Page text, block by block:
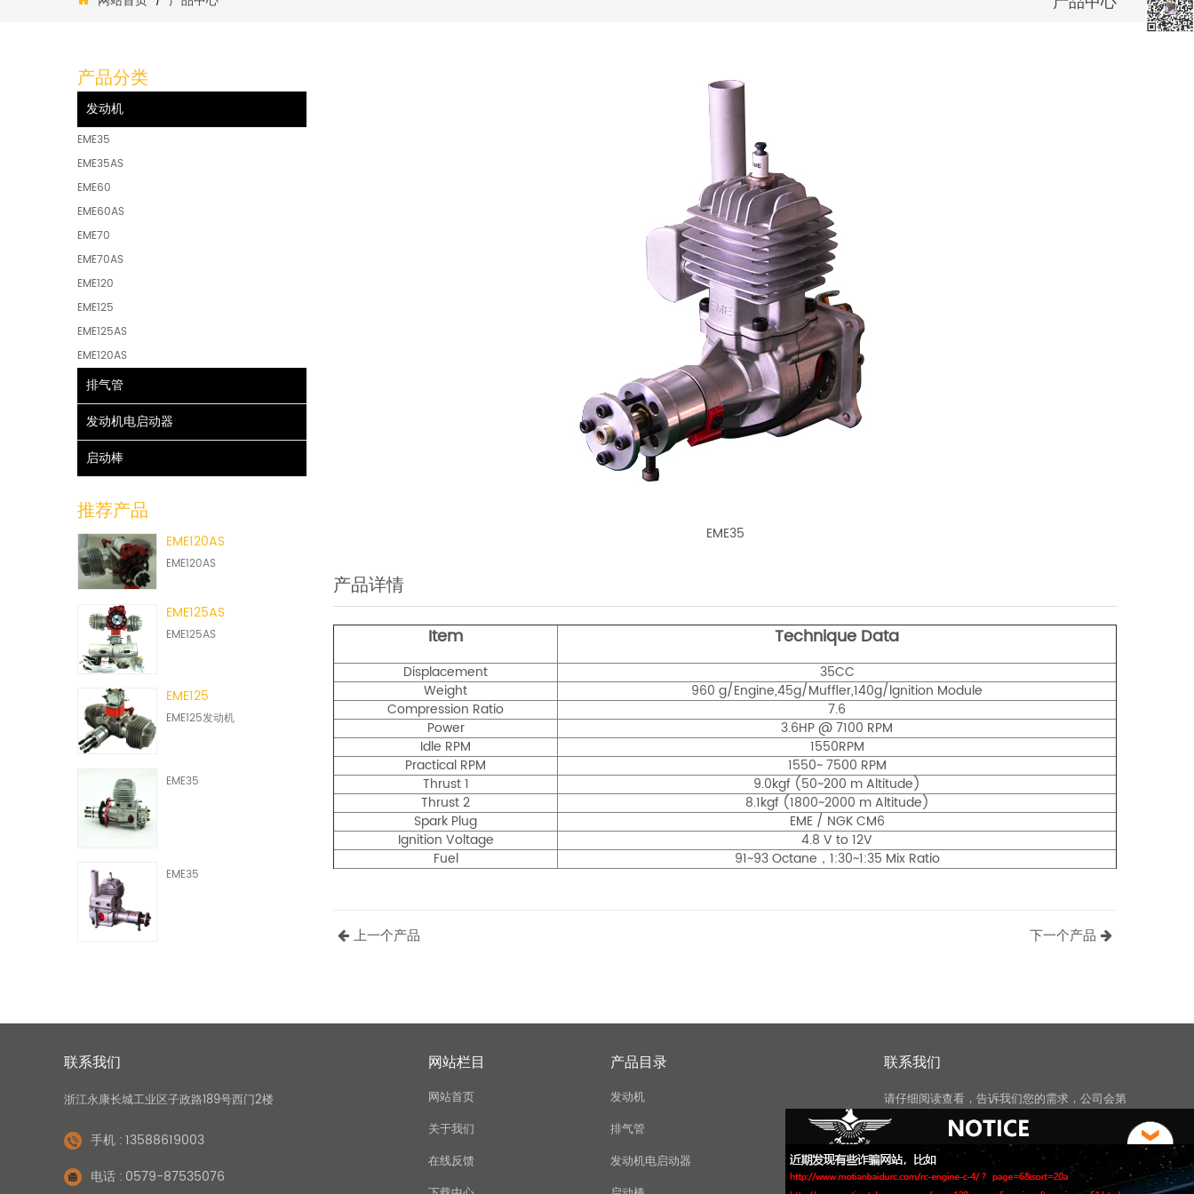
产品分类
发动机
EME35
EME35AS
EME60
EME60AS
EME70
EME70AS
EME120
EME125
EME125AS
EME120AS
排气管
发动机电启动器
启动棒
推荐产品
EME120AS
EME120AS
EME125AS
EME125AS
EME125
EME125发动机
EME35
EME35
EME35
产品详情
Item Technique Data
Displacement
35CC
Weight
960 g/Engine,45g/Muffler,140g/lgnition Module
Compression Ratio
7.6
Power
3.6HP @ 7100 RPM
Idle RPM
1550RPM
Practical RPM
1550~ 7500 RPM
Thrust 1
9.0kgf (50~200 m Altitude)
Thrust 2
8.1kgf (1800~2000 m Altitude)
Spark Plug
EME / NGK CM6
Ignition Voltage
4.8 V to 12V
Fuel
91~93 Octane，1:30~1:35 Mix Ratio
上一个产品 下一个产品
联系我们
浙江永康长城工业区子政路189号西门2楼
手机 :13588619003
电话 : 0579-87535076
网站栏目
网站首页
关于我们
在线反馈
产品目录
发动机
排气管
发动机电启动器
联系我们
请仔细阅读查看，告诉我们您的需求，公司会第
一时间联系！.